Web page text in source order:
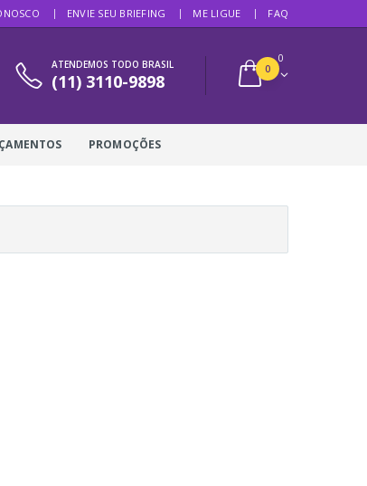
ENVIE SEU BRIEFING ME LIGUE FAQ
ATENDEMOS TODO BRASIL
(11) 3110-9898
0
0
PROMOÇÕES